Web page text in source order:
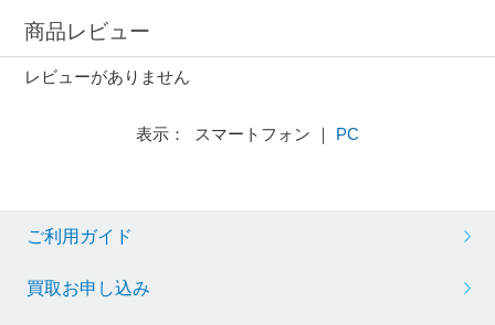
商品レビュー
レビューがありません
表示： スマートフォン ｜ PC
ご利用ガイド
買取お申し込み